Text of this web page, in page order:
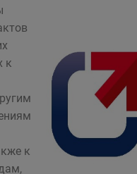
к
к